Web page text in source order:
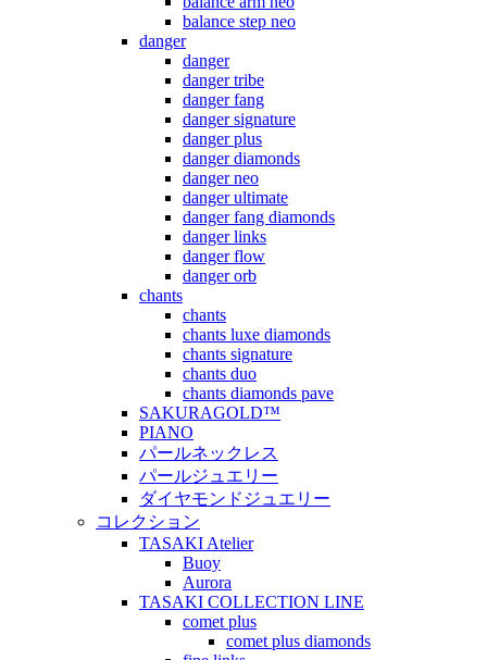
balance step neo
danger
danger
danger tribe
danger fang
danger signature
danger plus
danger diamonds
danger neo
danger ultimate
danger fang diamonds
danger links
danger flow
danger orb
chants
chants
chants luxe diamonds
chants signature
chants duo
chants diamonds pave
SAKURAGOLD™
PIANO
パールネックレス
パールジュエリー
ダイヤモンドジュエリー
コレクション
TASAKI Atelier
Buoy
Aurora
TASAKI COLLECTION LINE
comet plus
comet plus diamonds